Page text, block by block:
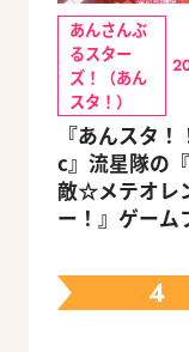
あんさんぶ
るスター
ズ！（あん
スタ！）
『あんスタ
c』流星隊の
敵☆メテオレ
ー！』ゲーム
4